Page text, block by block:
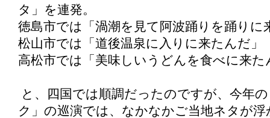
タ」を連発。
徳島市では「渦潮を見て阿波踊りを踊りに
松山市では「道後温泉に入りに来たんだ」
高松市では「美味しいうどんを食べに来た
と、四国では順調だったのですが、今年
ク」の巡演では、なかなかご当地ネタが